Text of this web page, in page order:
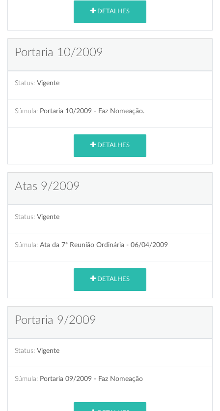
DETALHES
Portaria 10/2009
Status: Vigente
Súmula: Portaria 10/2009 - Faz Nomeação.
DETALHES
Atas 9/2009
Status: Vigente
Súmula: Ata da 7ª Reunião Ordinária - 06/04/2009
DETALHES
Portaria 9/2009
Status: Vigente
Súmula: Portaria 09/2009 - Faz Nomeação